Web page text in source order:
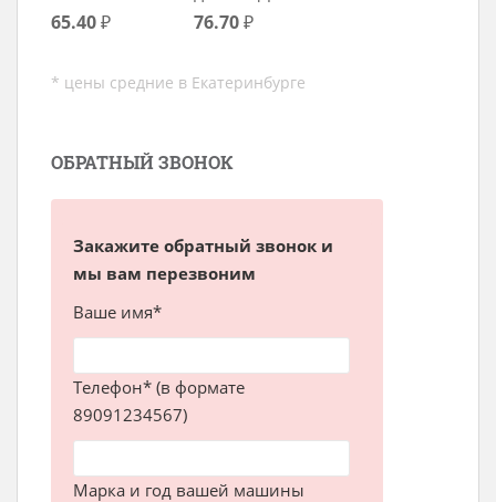
65.40₽
76.70₽
* цены средние в Екатеринбурге
ОБРАТНЫЙ ЗВОНОК
Закажите обратный звонок и
мы вам перезвоним
Ваше имя*
Телефон* (в формате
89091234567)
Марка и год вашей машины